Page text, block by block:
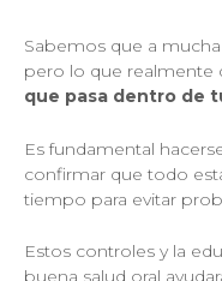
Sabemos que a
pero lo que realmente
que pasa dentro de
Es fundamental
confirmar que todo
tiempo para evitar
Estos controles y la
buena salud oral